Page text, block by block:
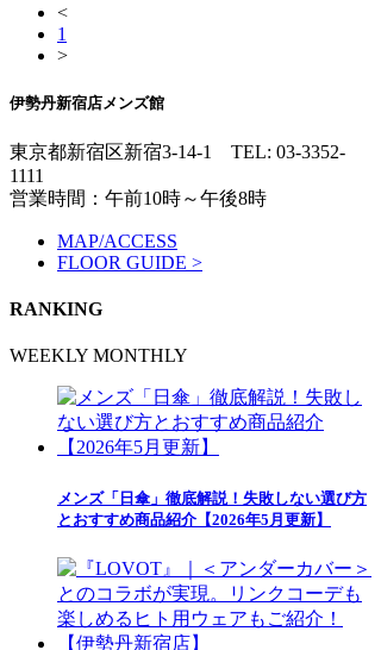
<
1
>
伊勢丹新宿店メンズ館
東京都新宿区新宿3-14-1 TEL: 03-3352-
1111
営業時間：午前10時～午後8時
MAP/ACCESS
FLOOR GUIDE >
RANKING
WEEKLY MONTHLY
メンズ「日傘」徹底解説！失敗しない選び方
とおすすめ商品紹介【2026年5月更新】